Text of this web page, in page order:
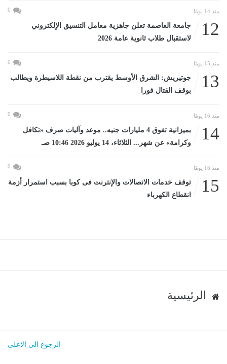
منذ 14 يومًا 0
12
جامعة العاصمة تعلن جاهزية معامل التنسيق الإلكتروني
لاستقبال طلاب ثانوية عامة 2026
منذ 15 يومًا 0
13
جوتيريش: الشرق الأوسط يقترب من نقطة اللاسيطرة ويطالب
بوقف القتال فورا
منذ 16 يومًا 0
14
بميزانية تفوق 4 مليارات جنيه.. موعد وآليات صرف «تكافل
وكرامة» عن شهر... الثلاثاء، 14 يوليو 2026 10:46 صـ
منذ 16 يومًا 0
15
توقف خدمات الاتصالات والإنترنت فى كوبا بسبب استمرار أزمة
انقطاع الكهرباء
الرئيسية
الرجوع الى الاعلى